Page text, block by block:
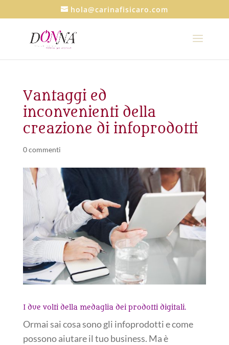
hola@carinafisicaro.com
Vantaggi ed
inconvenienti della
creazione di infoprodotti
0 commenti
I due volti della medaglia dei prodotti digitali.
Ormai sai cosa sono gli infoprodotti e come
possono aiutare il tuo business. Ma è